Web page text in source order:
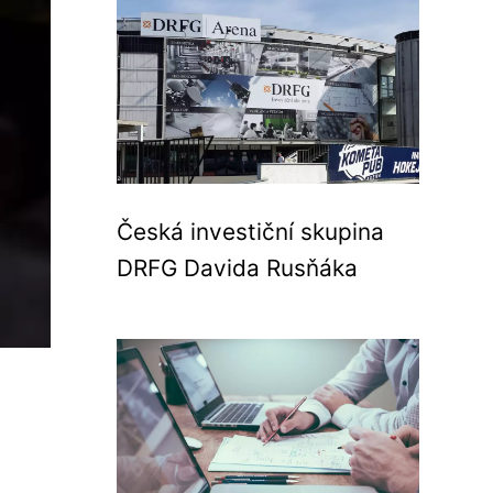
Česká investiční skupina
DRFG Davida Rusňáka